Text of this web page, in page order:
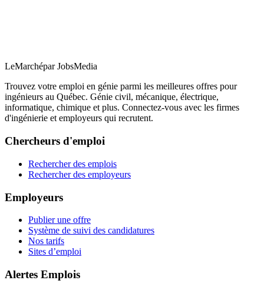
LeMarchépar JobsMedia
Trouvez votre emploi en génie parmi les meilleures offres pour
ingénieurs au Québec. Génie civil, mécanique, électrique,
informatique, chimique et plus. Connectez-vous avec les firmes
d'ingénierie et employeurs qui recrutent.
Chercheurs d'emploi
Rechercher des emplois
Rechercher des employeurs
Employeurs
Publier une offre
Système de suivi des candidatures
Nos tarifs
Sites d’emploi
Alertes Emplois